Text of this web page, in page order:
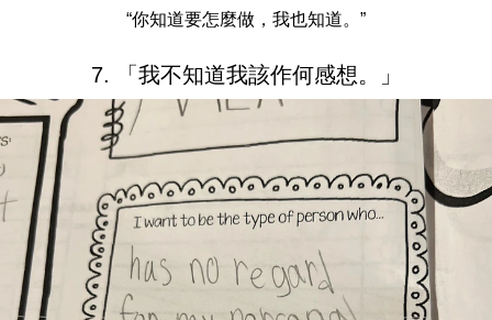
“你知道要怎麼做，我也知道。”
7. 「我不知道我該作何感想。」